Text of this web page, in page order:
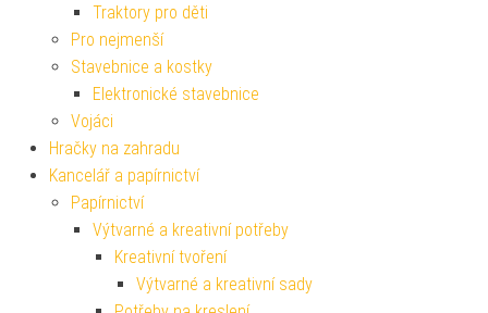
Traktory pro děti
Pro nejmenší
Stavebnice a kostky
Elektronické stavebnice
Vojáci
Hračky na zahradu
Kancelář a papírnictví
Papírnictví
Výtvarné a kreativní potřeby
Kreativní tvoření
Výtvarné a kreativní sady